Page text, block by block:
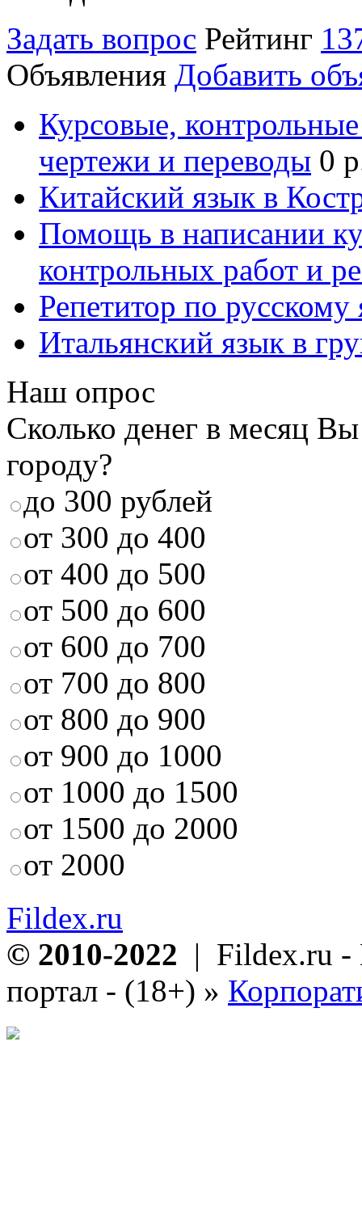
Задать вопрос Рейтинг
Объявления Добавить
Курсовые,
чертежи и переводы 0
Китайский язык в
Помощь в написании
контрольных работ и
Репетитор по русскому
Итальянский язык в
Наш опрос
Сколько денег в месяц
городу?
до 300 рублей
от 300 до 400
от 400 до 500
от 500 до 600
от 600 до 700
от 700 до 800
от 800 до 900
от 900 до 1000
от 1000 до 1500
от 1500 до 2000
от 2000
Fildex.ru
© 2010-2022 | Fildex.ru -
портал - (18+) »